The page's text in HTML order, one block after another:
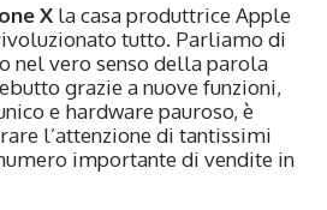
X la casa produttrice Apple
tutto. Parliamo di
nel vero senso della parola
grazie a nuove funzioni,
e hardware pauroso, è
l’attenzione di tantissimi
importante di vendite in